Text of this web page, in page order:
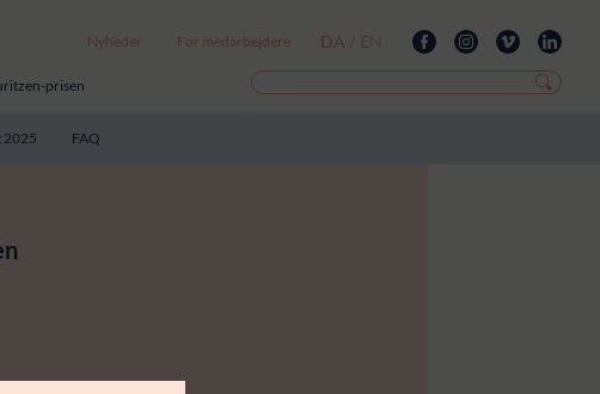
Nyheder For medarbejdere DA / EN
prisen
2025 FAQ